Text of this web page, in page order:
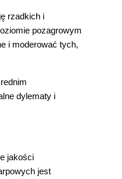
rzadkich i
pozagrowym
i moderować tych,
dylematy i
jakości
jest